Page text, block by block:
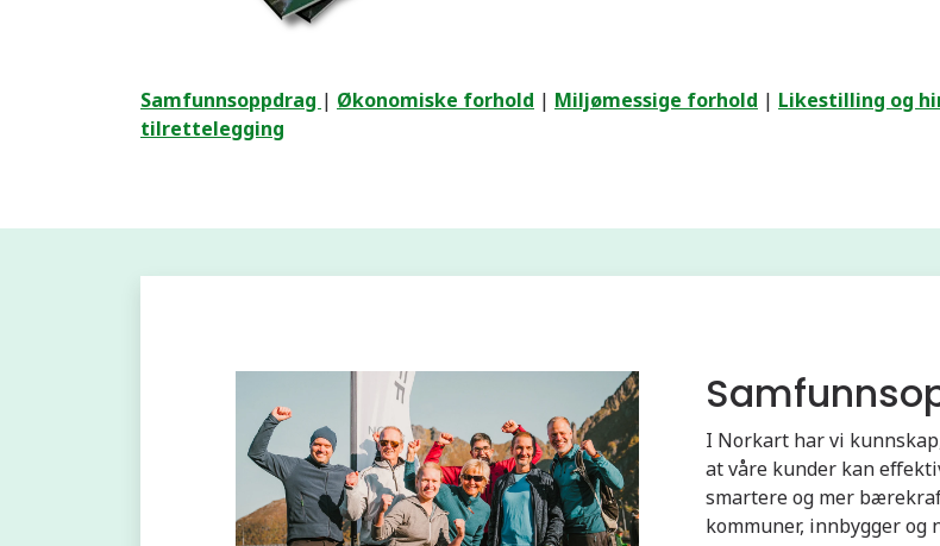
Samfunnsoppdrag | Økonomiske forhold | Miljømessige forhold | Likestilling og
tilrettelegging
I Norkart har vi
at våre kunder kan
smartere og mer
kommuner, innbygger